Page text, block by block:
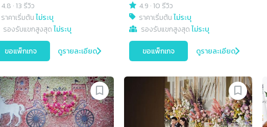
4.8 ·13 รีวิว
ราคาเริ่มต้นไม่ระบุ
รองรับแขกสูงสุดไม่ระบุ
ขอแพ็กเกจ ดูรายละเอียด
4.9 ·10 รีวิว
ราคาเริ่มต้นไม่ระบุ
รองรับแขกสูงสุดไม่ระบุ
ขอแพ็กเกจ ดูรายละเอียด